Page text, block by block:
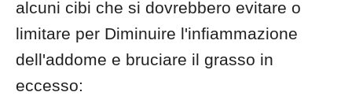
alcuni cibi che si dovrebbero evitare o
limitare per Diminuire l'infiammazione
dell'addome e bruciare il grasso in
eccesso: